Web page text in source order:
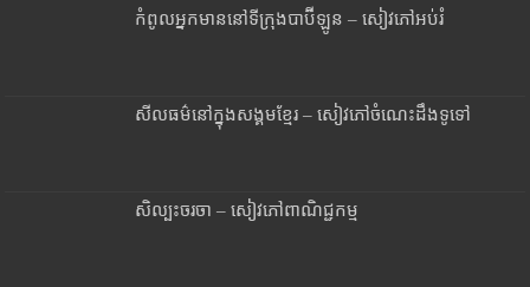
កំពូលអ្នកមាននៅទីក្រុងបាប៊ីឡូន – សៀវភៅអប់រំ
សីលធម៌នៅក្នុងសង្គមខ្មែរ – សៀវភៅចំណេះដឹងទូទៅ
សិល្បះចរចា – សៀវភៅពាណិជ្ជកម្ម